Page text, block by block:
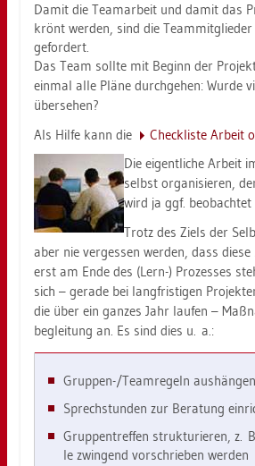
Damit die Team­ar­beit und damit das
krönt wer­den, sind die
ge­for­dert.
Das Team soll­te mit Be­ginn der
ein­mal alle Pläne durch­ge­hen: Wurde
über­se­hen?
Als Hilfe kann die
Check­lis­te Ar­beit
Die ei­gent­li­che Ar­beit
selbst or­ga­ni­sie­ren,
wird ja ggf.
Trotz des Ziels der
aber nie ver­ges­sen wer­den, dass
erst am Ende des (Lern-) Pro­zes­ses
sich – ge­ra­de bei lang­fris­ti­gen
die über ein gan­zes Jahr lau­fen –
be­glei­tung an. Es sind dies u. a.:
Grup­pen-/Team­re­geln aus­hän­gen
Sprech­stun­den zur Be­ra­tung
Grup­pen­tref­fen struk­tu­rie­ren, z.
le zwin­gend vor­schrie­ben wer­den